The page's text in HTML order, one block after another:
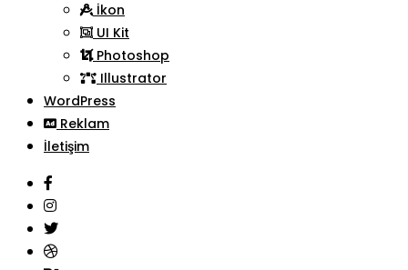
İkon
UI Kit
Photoshop
Illustrator
WordPress
Reklam
İletişim